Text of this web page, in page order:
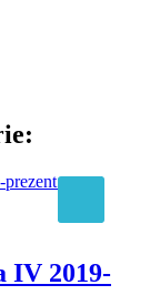
IV 2019-